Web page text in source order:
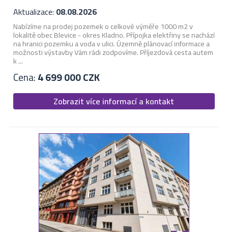
Aktualizace: 08.08.2026
Nabízíme na prodej pozemek o celkové výměře 1000 m2 v
lokalitě obec Blevice - okres Kladno. Přípojka elektřiny se nachází
na hranici pozemku a voda v ulici. Územně plánovací informace a
možnosti výstavby Vám rádi zodpovíme. Příjezdová cesta autem
k ...
Cena:4 699 000 CZK
Zobrazit více informací a kontakt